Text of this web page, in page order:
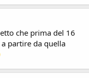
che prima del 16
partire da quella